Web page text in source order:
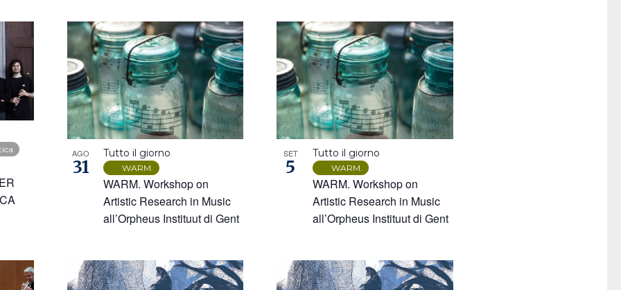
AGO
31
WARM. Workshop on
Artistic Research in Music
all’Orpheus Instituut di Gent
Tutto il giorno
WARM.
SET
5
WARM. Workshop on
Artistic Research in Music
all’Orpheus Instituut di Gent
Tutto il giorno
WARM.